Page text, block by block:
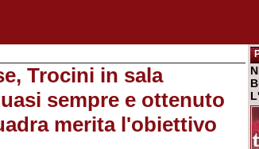
Trocini in sala
sempre e ottenuto
merita l'obiettivo